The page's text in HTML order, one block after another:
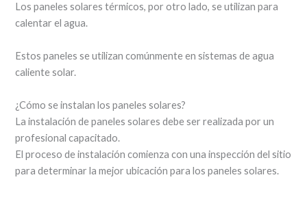
Los paneles solares térmicos, por otro lado, se utilizan para
calentar el agua.
Estos paneles se utilizan comúnmente en sistemas de agua
caliente solar.
¿Cómo se instalan los paneles solares?
La instalación de paneles solares debe ser realizada por un
profesional capacitado.
El proceso de instalación comienza con una inspección del sitio
para determinar la mejor ubicación para los paneles solares.